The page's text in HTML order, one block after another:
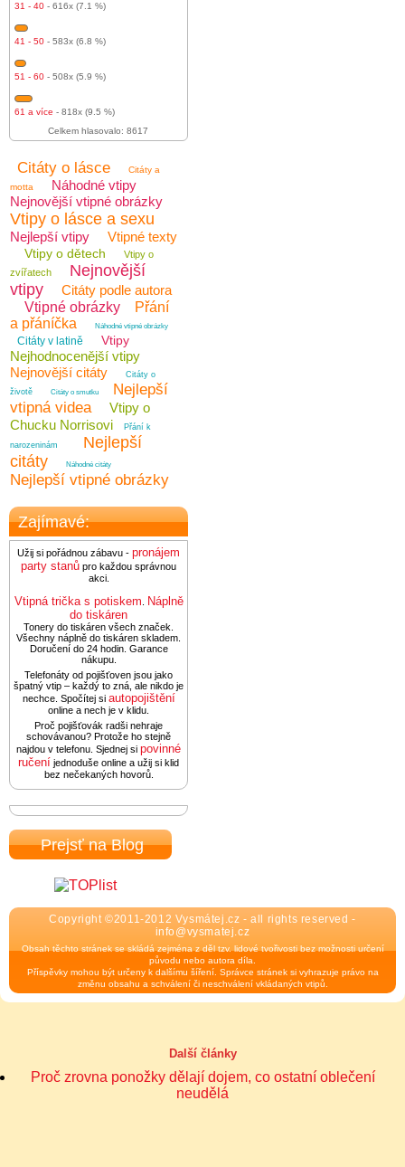
31 - 40 - 616x (7.1 %)
41 - 50 - 583x (6.8 %)
51 - 60 - 508x (5.9 %)
61 a více - 818x (9.5 %)
Celkem hlasovalo: 8617
Citáty o lásce
Citáty a
motta
Náhodné vtipy
Nejnovější vtipné obrázky
Vtipy o lásce a sexu
Nejlepší vtipy Vtipné texty
Vtipy o dětech
Vtipy o
zvířatech
Nejnovější
vtipy
Citáty podle autora
Vtipné obrázky
Přání
a přáníčka
Náhodné vtipné obrázky
Citáty v latině Vtipy
Nejhodnocenější vtipy
Nejnovější citáty
Citáty o
životě
Citáty o smutku
Nejlepší
vtipná videa
Vtipy o
Chucku Norrisovi
Přání k
narozeninám
Nejlepší
citáty
Náhodné citáty
Nejlepší vtipné obrázky
Zajímavé:
Užij si pořádnou zábavu - pronájem
party stanů pro každou správnou
akci.
Vtipná trička s potiskem Náplně
do tiskáren
Tonery do tiskáren všech značek.
Všechny náplně do tiskáren skladem.
Doručení do 24 hodin. Garance
nákupu.
Telefonáty od pojišťoven jsou jako
špatný vtip – každý to zná, ale nikdo je
nechce. Spočítej si autopojištění
online a nech je v klidu.
Proč pojišťovák radši nehraje
schovávanou? Protože ho stejně
najdou v telefonu. Sjednej si povinné
ručení jednoduše online a užij si klid
bez nečekaných hovorů.
Prejsť na Blog
Copyright ©2011-2012 Vysmátej.cz - all rights reserved -
info@vysmatej.cz
Obsah těchto stránek se skládá zejména z děl tzv. lidové tvořivosti bez možnosti určení
původu nebo autora díla.
Příspěvky mohou být určeny k dalšímu šíření. Správce stránek si vyhrazuje právo na
změnu obsahu a schválení či neschválení vkládaných vtipů.
Další články
Proč zrovna ponožky dělají dojem, co ostatní oblečení
neudělá